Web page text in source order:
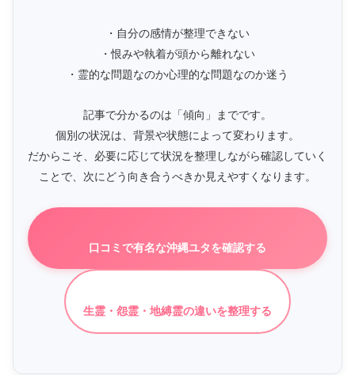
・自分の感情が整理できない
・恨みや執着が頭から離れない
・霊的な問題なのか心理的な問題なのか迷う
記事で分かるのは「傾向」までです。
個別の状況は、背景や状態によって変わります。
だからこそ、必要に応じて状況を整理しながら確認していく
ことで、次にどう向き合うべきか見えやすくなります。
口コミで有名な沖縄ユタを確認する
生霊・怨霊・地縛霊の違いを整理する